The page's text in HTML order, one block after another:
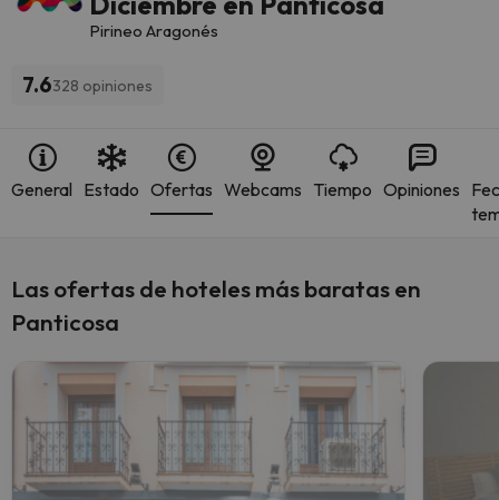
Pirineo Aragonés
7.6328 opiniones
General Estado Ofertas Webcams Tiempo Opiniones
Las ofertas de hoteles más baratas en
Panticosa